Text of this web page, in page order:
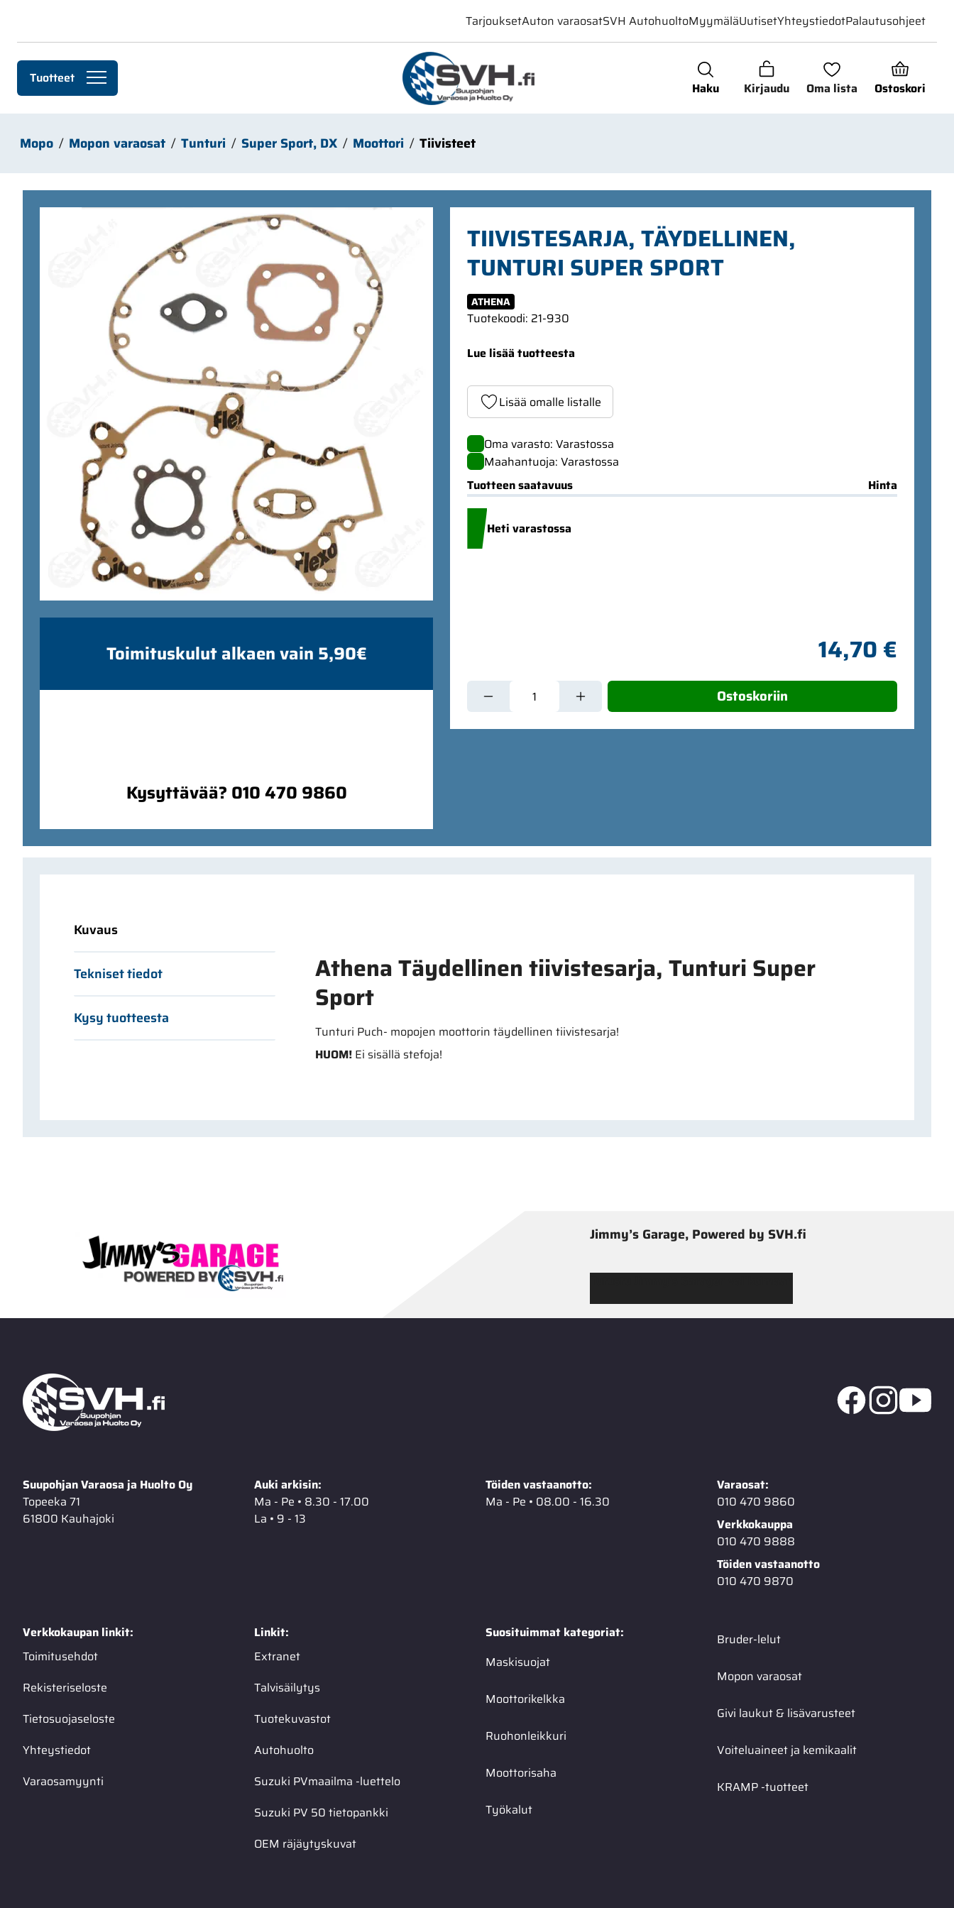
Haku Kirjaudu Oma lista Ostoskori
Tuotteet
TarjouksetAuton varaosatSVH AutohuoltoMyymäläUutisetYhteystiedotPalautusohjeet
Mopo Mopon varaosat Tunturi Super Sport, DX Moottori Tiivisteet
TIIVISTESARJA, TÄYDELLINEN,
TUNTURI SUPER SPORT
Ohita kuvat
ATHENA
Tuotekoodi: 21-930
Lue lisää tuotteesta
Lisää omalle listalle
Oma varasto: Varastossa
Maahantuoja: Varastossa
Tuotteen saatavuus
Hinta
Heti varastossa
14,70 €
Ostoskoriin
Toimituskulut alkaen vain 5,90€
Kysyttävää? 010 470 9860
Kuvaus
Tekniset tiedot
Kysy tuotteesta
Athena Täydellinen tiivistesarja, Tunturi Super
Sport
Tunturi Puch- mopojen moottorin täydellinen tiivistesarja!
HUOM! Ei sisällä stefoja!
Jimmy’s Garage, Powered by SVH.fi
Suupohjan Varaosa ja Huolto Oy
Topeeka 71
61800 Kauhajoki
Auki arkisin:
Ma - Pe • 8.30 - 17.00
La • 9 - 13
Töiden vastaanotto:
Ma - Pe • 08.00 - 16.30
Varaosat:
010 470 9860
Verkkokauppa
010 470 9888
Töiden vastaanotto
010 470 9870
Verkkokaupan linkit:
Toimitusehdot
Rekisteriseloste
Tietosuojaseloste
Yhteystiedot
Varaosamyynti
Linkit:
Extranet
Talvisäilytys
Tuotekuvastot
Autohuolto
Suzuki PVmaailma -luettelo
Suzuki PV 50 tietopankki
OEM räjäytyskuvat
Suosituimmat kategoriat:
Maskisuojat
Moottorikelkka
Ruohonleikkuri
Moottorisaha
Työkalut
Bruder-lelut
Mopon varaosat
Givi laukut & lisävarusteet
Voiteluaineet ja kemikaalit
KRAMP -tuotteet